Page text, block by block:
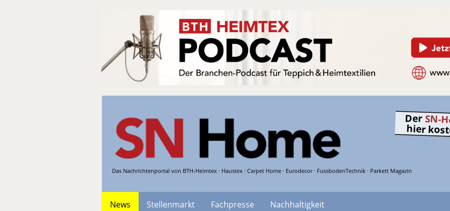
Das Nachrichtenportal von BTH-Heimtex · Haustex · Carpet Home · Eurodecor · FussbodenTechnik · Parkett Magazin
Der SN-
hier
News Stellenmarkt Fachpresse
Nachhaltigkeit